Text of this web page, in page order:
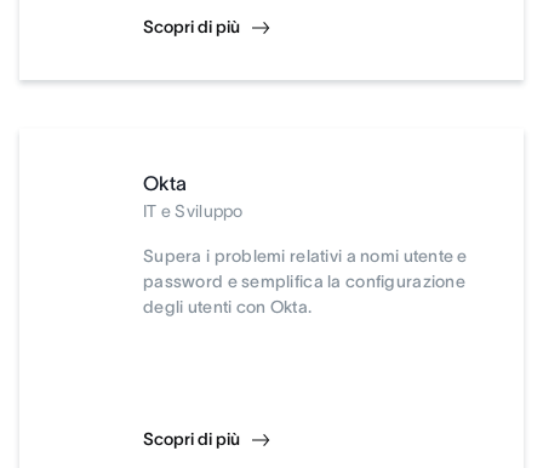
Scopri di più
Okta
IT e Sviluppo
Supera i problemi relativi a nomi utente e
password e semplifica la configurazione
degli utenti con Okta.
Scopri di più